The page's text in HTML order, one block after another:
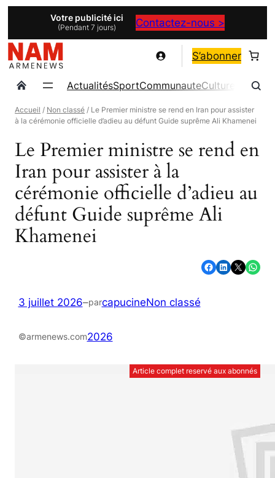
contenu
Votre publicité ici
(Pendant 7 jours) Contactez-nous >
S’abonner
ActualitésSportCommunauteCulture
Accueil / Non classé / Le Premier ministre se rend en Iran pour assister
à la cérémonie officielle d’adieu au défunt Guide suprême Ali Khamenei
Le Premier ministre se rend en
Iran pour assister à la
cérémonie officielle d’adieu au
défunt Guide suprême Ali
Khamenei
Partager sur Facebook Partager sur LinkedIn Partager sur X Partager sur WhatsApp
3 juillet 2026–parcapucineNon classé
©armenews.com2026
Article complet reservé aux abonnés